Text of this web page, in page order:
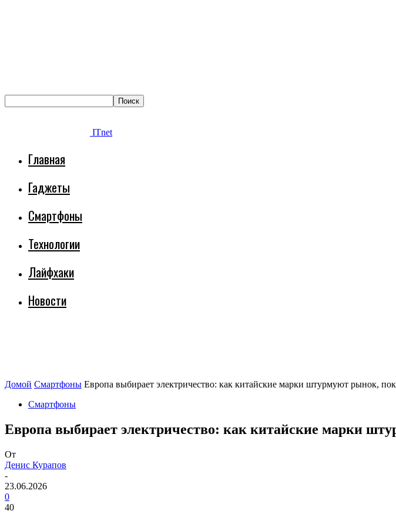
ITnet
Главная
Гаджеты
Смартфоны
Технологии
Лайфхаки
Новости
Домой Смартфоны Европа выбирает электричество: как китайские марки штурмуют рынок,
Смартфоны
Европа выбирает электричество: как китайские марки
От
Денис Курапов
-
23.06.2026
0
40